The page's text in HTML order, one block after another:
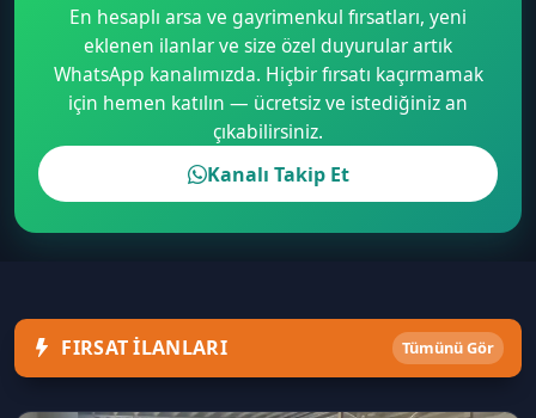
En hesaplı arsa ve gayrimenkul fırsatları, yeni
eklenen ilanlar ve size özel duyurular artık
WhatsApp kanalımızda. Hiçbir fırsatı kaçırmamak
için hemen katılın — ücretsiz ve istediğiniz an
çıkabilirsiniz.
Kanalı Takip Et
FIRSAT İLANLARI Tümünü Gör